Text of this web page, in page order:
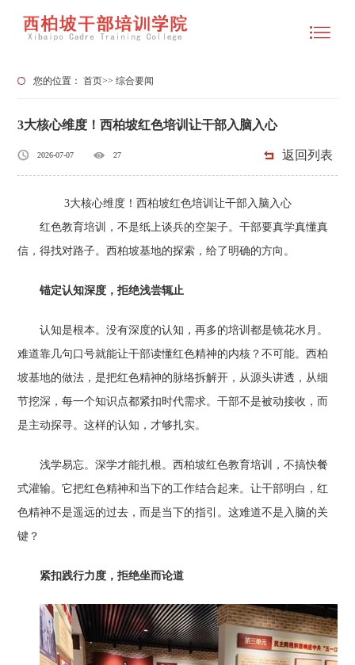
您的位置：首页>>综合要闻
3大核心维度！西柏坡红色培训让干部入脑入心
2026-07-07 27 返回列表
3大核心维度！西柏坡红色培训让干部入脑入心
红色教育培训，不是纸上谈兵的空架子。干部要真学真懂真
信，得找对路子。西柏坡基地的探索，给了明确的方向。
锚定认知深度，拒绝浅尝辄止
认知是根本。没有深度的认知，再多的培训都是镜花水月。
难道靠几句口号就能让干部读懂红色精神的内核？不可能。西柏
坡基地的做法，是把红色精神的脉络拆解开，从源头讲透，从细
节挖深，每一个知识点都紧扣时代需求。干部不是被动接收，而
是主动探寻。这样的认知，才够扎实。
浅学易忘。深学才能扎根。西柏坡红色教育培训，不搞快餐
式灌输。它把红色精神和当下的工作结合起来。让干部明白，红
色精神不是遥远的过去，而是当下的指引。这难道不是入脑的关
键？
紧扣践行力度，拒绝坐而论道